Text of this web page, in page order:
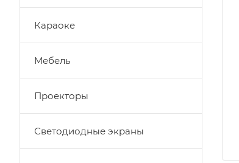
Караоке
Мебель
Проекторы
Светодиодные экраны